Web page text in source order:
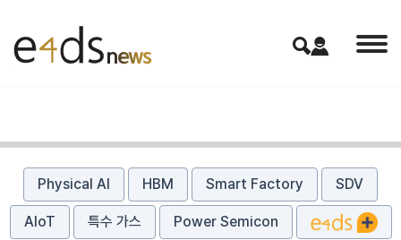
Physical AI HBM Smart Factory SDV
AIoT 특수 가스 Power Semicon